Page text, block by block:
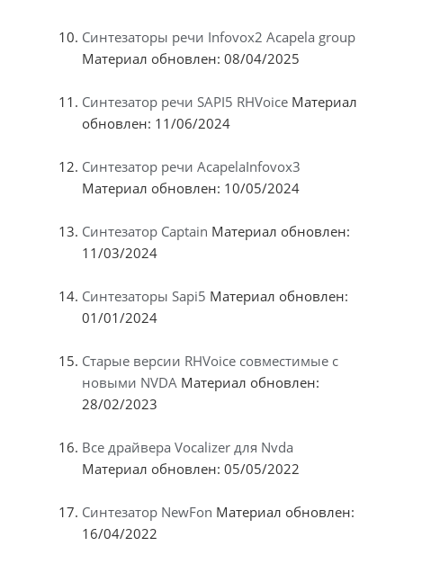
Синтезаторы речи Infovox2 Acapela group
Материал обновлен: 08/04/2025
Синтезатор речи SAPI5 RHVoice Материал
обновлен: 11/06/2024
Синтезатор речи AcapelaInfovox3
Материал обновлен: 10/05/2024
Синтезатор Captain Материал обновлен:
11/03/2024
Синтезаторы Sapi5 Материал обновлен:
01/01/2024
Старые версии RHVoice совместимые с
новыми NVDA Материал обновлен:
28/02/2023
Все драйвера Vocalizer для Nvda
Материал обновлен: 05/05/2022
Синтезатор NewFon Материал обновлен:
16/04/2022